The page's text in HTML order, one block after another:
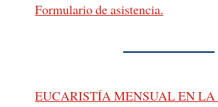
Formulario de asistencia.
EUCARISTÍA MENSUAL EN